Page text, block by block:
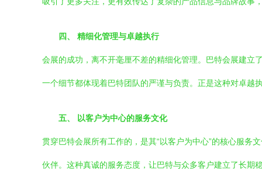
四、 精细化管理与卓越执行
会展的成功，离不开毫厘不差的精细化管理。巴特会展建立
一个细节都体现着巴特团队的严谨与负责。正是这种对卓越
五、 以客户为中心的服务文化
贯穿巴特会展所有工作的，是其“以客户为中心”的核心服务
伙伴。这种真诚的服务态度，让巴特与众多客户建立了长期